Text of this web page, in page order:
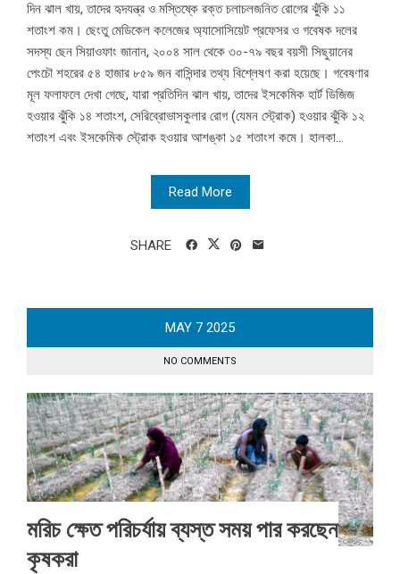
দিন ঝাল খায়, তাদের হৃদযন্ত্র ও মস্তিষ্কে রক্ত চলাচলজনিত রোগের ঝুঁকি ১১
শতাংশ কম। ছেংতু মেডিকেল কলেজের অ্যাসোসিয়েট প্রফেসর ও গবেষক দলের
সদস্য ছেন সিয়াওফাং জানান, ২০০৪ সাল থেকে ৩০-৭৯ বছর বয়সী সিছুয়ানের
পেংচৌ শহরের ৫৪ হাজার ৮৫৯ জন বাসিন্দার তথ্য বিশ্লেষণ করা হয়েছে। গবেষণার
মূল ফলাফলে দেখা গেছে, যারা প্রতিদিন ঝাল খায়, তাদের ইসকেমিক হার্ট ডিজিজ
হওয়ার ঝুঁকি ১৪ শতাংশ, সেরিব্রোভাসকুলার রোগ (যেমন স্ট্রোক) হওয়ার ঝুঁকি ১২
শতাংশ এবং ইসকেমিক স্ট্রোক হওয়ার আশঙ্কা ১৫ শতাংশ কমে। হালকা...
Read More
SHARE
MAY 7 2025
NO COMMENTS
মরিচ ক্ষেত পরিচর্যায় ব্যস্ত সময় পার করছেন
কৃষকরা